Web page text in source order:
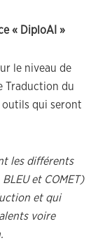
« DiploAI »
le niveau de
Traduction du
outils qui seront
les différents
et COMET)
et qui
voire